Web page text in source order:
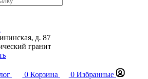
д. 87
гранит
0 Корзина 0 Избранные